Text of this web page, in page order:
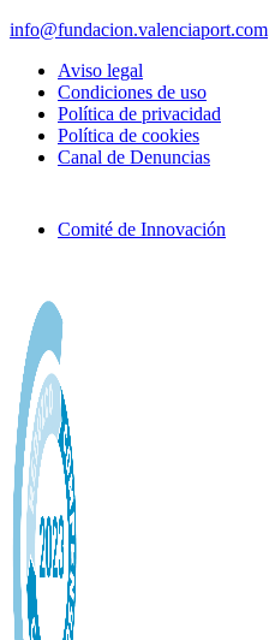
info@fundacion.valenciaport.com
Aviso legal
Condiciones de uso
Política de privacidad
Política de cookies
Canal de Denuncias
Comité de Innovación